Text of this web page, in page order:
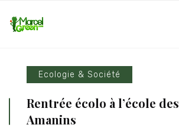
Ecologie & Société
Rentrée écolo à l’école des
Amanins